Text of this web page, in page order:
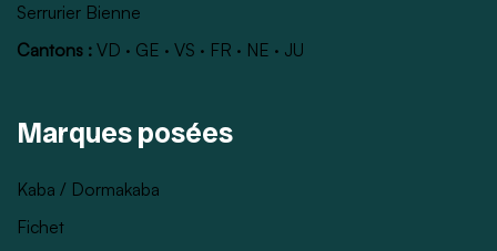
Serrurier Bienne
Cantons : VD · GE · VS · FR · NE · JU
Marques posées
Kaba / Dormakaba
Fichet